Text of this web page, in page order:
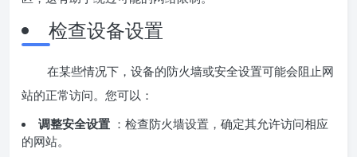
检查设备设置
在某些情况下，设备的防火墙或安全设置可能会阻止网
站的正常访问。您可以：
调整安全设置 ：检查防火墙设置，确定其允许访问相应
的网站。